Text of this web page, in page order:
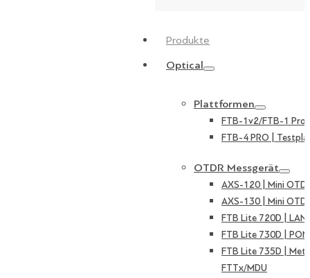
Produkte
Optical
Plattformen
FTB-1v2/FTB-1
FTB-4 PRO |
OTDR Messgerät
AXS-120 | Mini
AXS-130 | Mini
FTB Lite 720D |
FTB Lite 730D |
FTB Lite 735D |
FTTx/MDU